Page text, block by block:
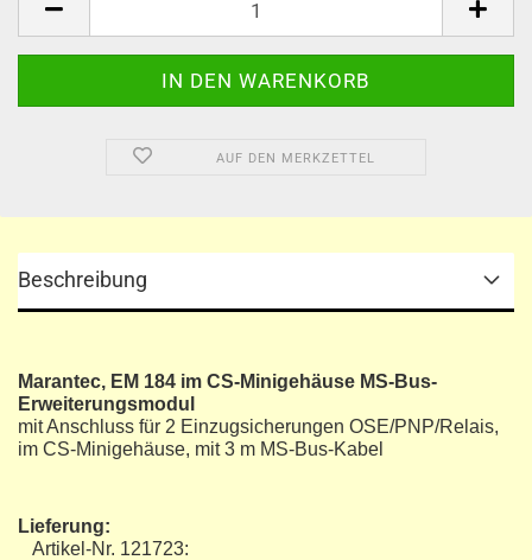
AUF DEN MERKZETTEL
Beschreibung
Marantec, EM 184 im CS-Minigehäuse MS-Bus-
Erweiterungsmodul
mit Anschluss für 2 Einzugsicherungen OSE/PNP/Relais,
im CS-Minigehäuse, mit 3 m MS-Bus-Kabel
Lieferung:
Artikel-Nr. 121723: